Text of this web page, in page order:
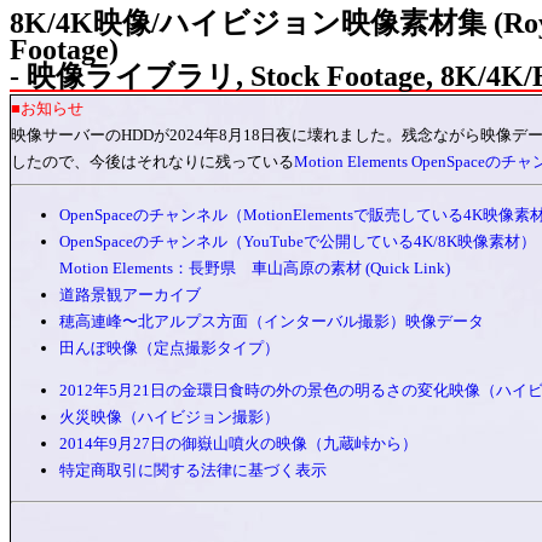
8K/4K映像/ハイビジョン映像素材集
Footage)
- 映像ライブラリ, Stock Footage, 8K/4K/
■お知らせ
映像サーバーのHDDが2024年8月18日夜に壊れました。残念ながら映像デ
したので、今後はそれなりに残っているMotion Elements OpenSpaceのチャ
OpenSpaceのチャンネル（MotionElementsで販売している4K映像素
OpenSpaceのチャンネル（YouTubeで公開している4K/8K映像素材）
Motion Elements：長野県 車山高原の素材 (Quick Link)
道路景観アーカイブ
穂高連峰〜北アルプス方面（インターバル撮影）映像データ
田んぼ映像（定点撮影タイプ）
2012年5月21日の金環日食時の外の景色の明るさの変化映像（ハイ
火災映像（ハイビジョン撮影）
2014年9月27日の御嶽山噴火の映像（九蔵峠から）
特定商取引に関する法律に基づく表示